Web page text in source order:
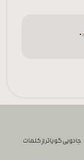
.
جادویی گویاتر از کلمات